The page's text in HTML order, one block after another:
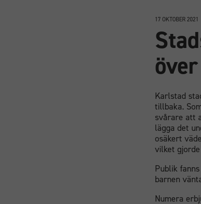
17 OKTOBER 2021
Karlstad
tillbaka.
svårare att
lägga det
osäkert
vilket
Publik
barnen
Numera